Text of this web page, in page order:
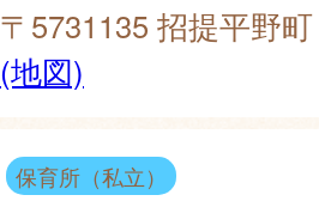
〒5731135 招提平野
(地図)
保育所（私立）